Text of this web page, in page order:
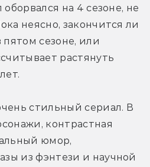
оборвался на 4 сезоне, не
неясно, закончится ли
сезоне, или
растянуть
стильный сериал. В
контрастная
юмор,
из фэнтези и научной